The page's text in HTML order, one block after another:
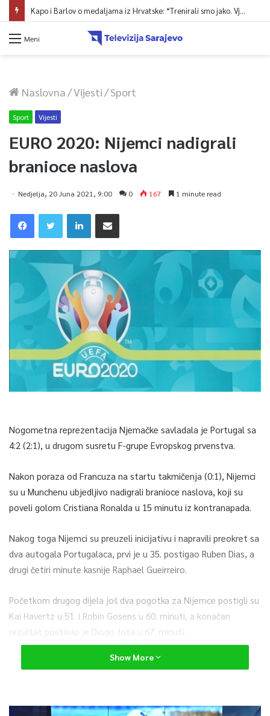
Kapo i Barlov o medaljama iz Hrvatske: “Trenirali smo jako. Vjerovali smo”
Meni
Naslovna/Vijesti/Sport
Sport Vijesti
EURO 2020: Nijemci nadigrali
branioce naslova
Nedjelja, 20 Juna 2021, 9:00 0 167 1 minute read
Nogometna reprezentacija Njemačke savladala je Portugal sa
4:2 (2:1), u drugom susretu F-grupe Evropskog prvenstva.
Nakon poraza od Francuza na startu takmičenja (0:1), Nijemci
su u Munchenu ubjedljivo nadigrali branioce naslova, koji su
poveli golom Cristiana Ronalda u 15 minutu iz kontranapada.
Nakog toga Nijemci su preuzeli inicijativu i napravili preokret sa
dva autogala Portugalaca, prvi je u 35. postigao Ruben Dias, a
drugi četiri minute kasnije Raphael Gueirreiro.
Početkom drugog dijela još dva pogotka za Nijemce postigli su
Kai Havertz u 51. i Robin Gosens u 60. minuti, a konačan
rezultat postavio je Diogo Jota u 67. minuti.
U prvoj utakmici F-grupe, Mađarska i Francuska u Budimpešti su
Vodeća Francuska ima četiri boda, Portugal i Njemačka imaju
Show More